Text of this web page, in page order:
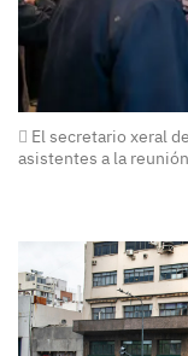
El secretario xeral
asistentes a la